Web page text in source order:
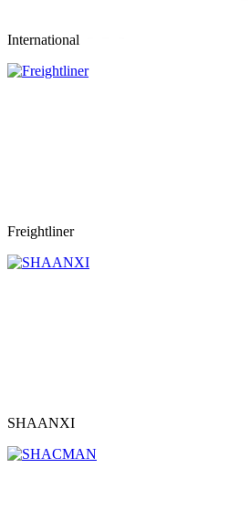
International
Freightliner
SHAANXI